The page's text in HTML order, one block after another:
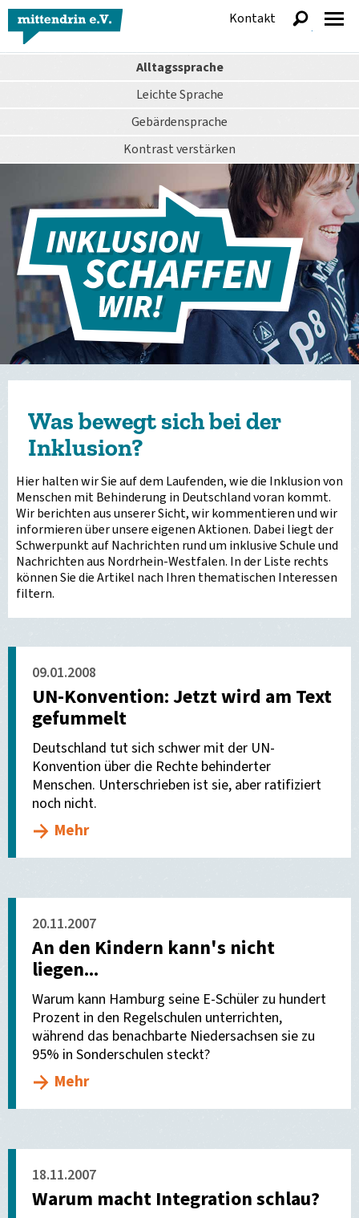
Alltagssprache
Leichte Sprache
Gebärdensprache
Kontrastverstärken
Kontakt
anzeigen
Was bewegt sich bei der
Inklusion?
Hier halten wir Sie auf dem Laufenden, wie die Inklusion von
Menschen mit Behinderung in Deutschland voran kommt.
Wir berichten aus unserer Sicht, wir kommentieren und wir
informieren über unsere eigenen Aktionen. Dabei liegt der
Schwerpunkt auf Nachrichten rund um inklusive Schule und
Nachrichten aus Nordrhein-Westfalen. In der Liste rechts
können Sie die Artikel nach Ihren thematischen Interessen
filtern.
09.01.2008
UN-Konvention: Jetzt wird am Text
gefummelt
Deutschland tut sich schwer mit der UN-
Konvention über die Rechte behinderter
Menschen. Unterschrieben ist sie, aber ratifiziert
noch nicht.
Mehr
20.11.2007
An den Kindern kann's nicht
liegen...
Warum kann Hamburg seine E-Schüler zu hundert
Prozent in den Regelschulen unterrichten,
während das benachbarte Niedersachsen sie zu
95% in Sonderschulen steckt?
Mehr
18.11.2007
Warum macht Integration schlau?